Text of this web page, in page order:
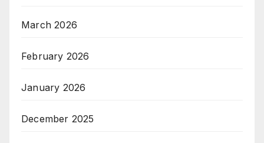
March 2026
February 2026
January 2026
December 2025